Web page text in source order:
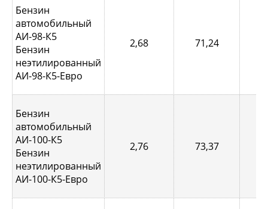
Бензин
автомобильный
АИ-98-К5
Бензин
неэтилированный
АИ-98-К5-Евро
2,68 71,24
Бензин
автомобильный
АИ-100-К5
Бензин
неэтилированный
АИ-100-К5-Евро
2,76 73,37